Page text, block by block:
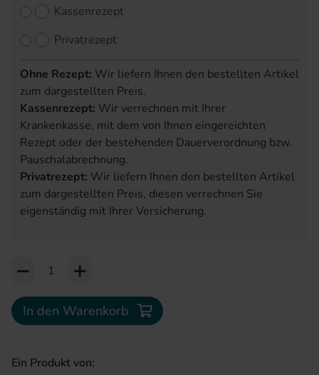
Kassenrezept
Privatrezept
Ohne Rezept: Wir liefern Ihnen den bestellten Artikel
zum dargestellten Preis.
Kassenrezept: Wir verrechnen mit Ihrer
Krankenkasse, mit dem von Ihnen eingereichten
Rezept oder der bestehenden Dauerverordnung bzw.
Pauschalabrechnung.
Privatrezept: Wir liefern Ihnen den bestellten Artikel
zum dargestellten Preis, diesen verrechnen Sie
eigenständig mit Ihrer Versicherung.
Add to Cart or Wish List
In den Warenkorb
Ein Produkt von: